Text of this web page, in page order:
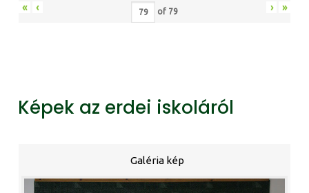
« ‹ of 79 › »
Képek az erdei iskoláról
Galéria kép